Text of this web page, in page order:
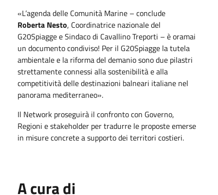
«L’agenda delle Comunità Marine – conclude
Roberta Nesto, Coordinatrice nazionale del
G20Spiagge e Sindaco di Cavallino Treporti – è oramai
un documento condiviso! Per il G20Spiagge la tutela
ambientale e la riforma del demanio sono due pilastri
strettamente connessi alla sostenibilità e alla
competitività delle destinazioni balneari italiane nel
panorama mediterraneo».
Il Network proseguirà il confronto con Governo,
Regioni e stakeholder per tradurre le proposte emerse
in misure concrete a supporto dei territori costieri.
A cura di